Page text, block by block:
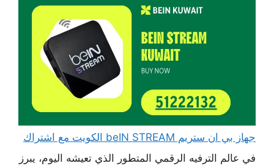
جهاز بي ان ستريم beIN STREAM الكويت مع اشتراك
في عالم الترفيه الرقمي المتطور الذي تعيشه اليوم، يبرز